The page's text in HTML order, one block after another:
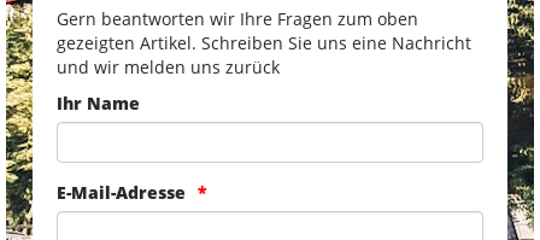
Gern beantworten wir Ihre Fragen zum oben
gezeigten Artikel. Schreiben Sie uns eine Nachricht
und wir melden uns zurück
Ihr Name
E-Mail-Adresse